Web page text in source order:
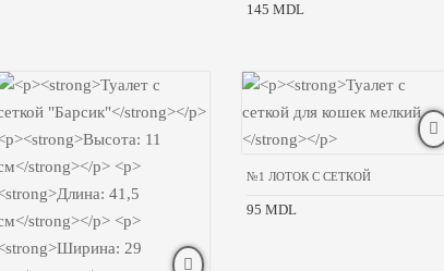
145 MDL
№1 ЛОТОК С СЕТКОЙ
95 MDL